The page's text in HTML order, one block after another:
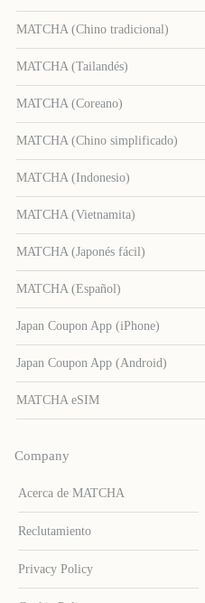
MATCHA (Chino tradicional)
MATCHA (Tailandés)
MATCHA (Coreano)
MATCHA (Chino simplificado)
MATCHA (Indonesio)
MATCHA (Vietnamita)
MATCHA (Japonés fácil)
MATCHA (Español)
Japan Coupon App (iPhone)
Japan Coupon App (Android)
MATCHA eSIM
Company
Acerca de MATCHA
Reclutamiento
Privacy Policy